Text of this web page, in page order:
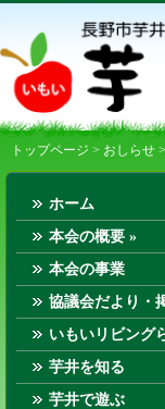
トップページ > おしらせ >
ホーム
本会の概要 »
本会の事業
協議会だより・
いもいリビング
芋井を知る
芋井で遊ぶ